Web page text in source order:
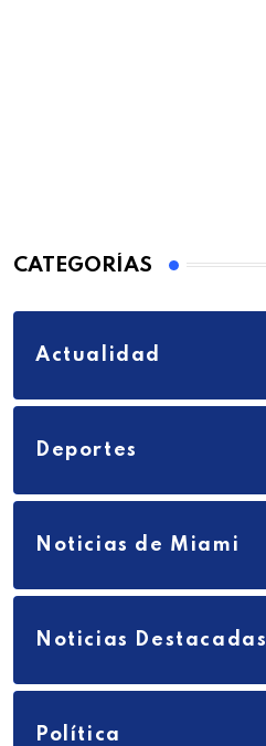
CATEGORÍAS
Actualidad
Deportes
Noticias de Miami
Noticias Destacadas
Política